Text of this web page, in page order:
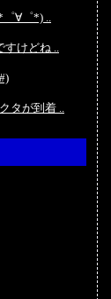
゜∀゜*) ..
すけどね ..
タが到着 ..